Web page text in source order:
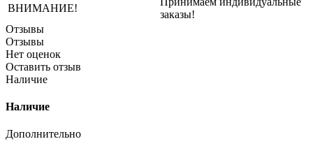
ВНИМАНИЕ!
заказы!
Отзывы
Отзывы
Нет оценок
Оставить отзыв
Наличие
Наличие
Дополнительно